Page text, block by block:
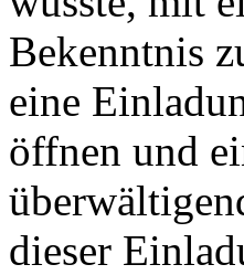
Bekenntnis
eine
öffnen und
dieser